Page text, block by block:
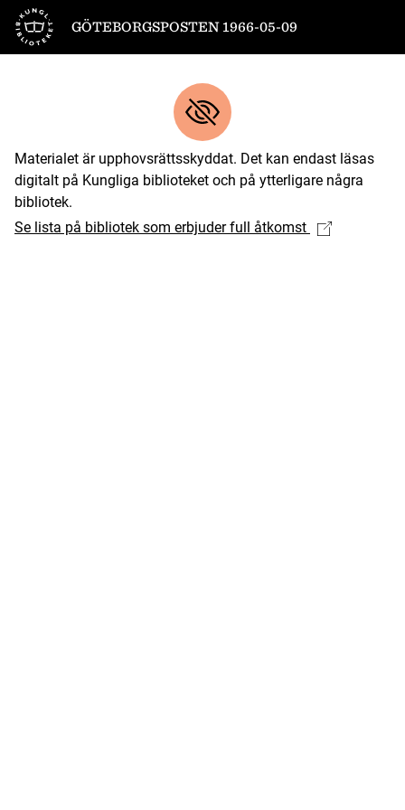
Till startsidan
GÖTEBORGSPOSTEN 1966-05-09
Materialet är upphovsrättsskyddat. Det kan endast läsas
digitalt på Kungliga biblioteket och på ytterligare några
bibliotek.
Se lista på bibliotek som erbjuder full åtkomst